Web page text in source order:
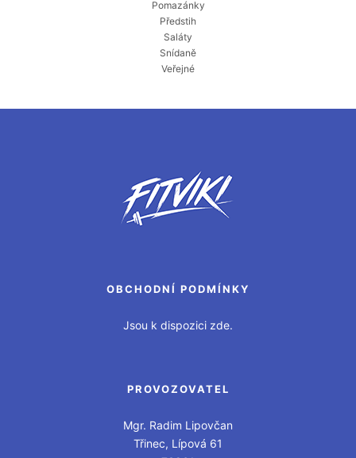
Pomazánky
Předstih
Saláty
Snídaně
Veřejné
OBCHODNÍ PODMÍNKY
Jsou k dispozici zde.
PROVOZOVATEL
Mgr. Radim Lipovčan
Třinec, Lípová 61